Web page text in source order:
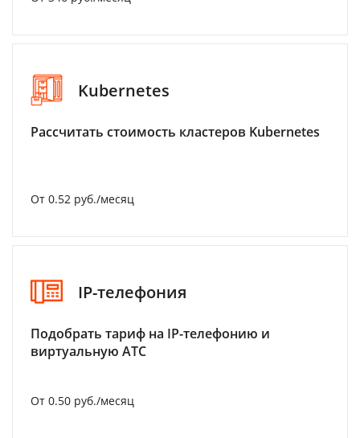
Kubernetes
Рассчитать стоимость кластеров Kubernetes
От 0.52 руб./месяц
IP-телефония
Подобрать тариф на IP-телефонию и
виртуальную АТС
От 0.50 руб./месяц